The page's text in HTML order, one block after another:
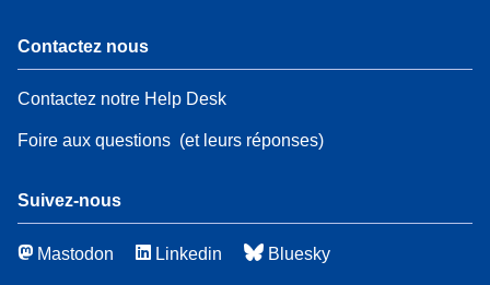
Contactez nous
Contactez notre Help Desk
Foire aux questions (et leurs réponses)
Suivez-nous
Mastodon Linkedin Bluesky